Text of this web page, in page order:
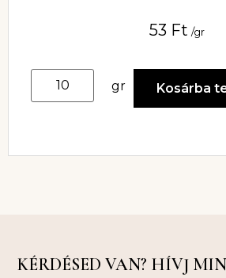
53 Ft /gr
gr Kosárba
KÉRDÉSED VAN? HÍVJ